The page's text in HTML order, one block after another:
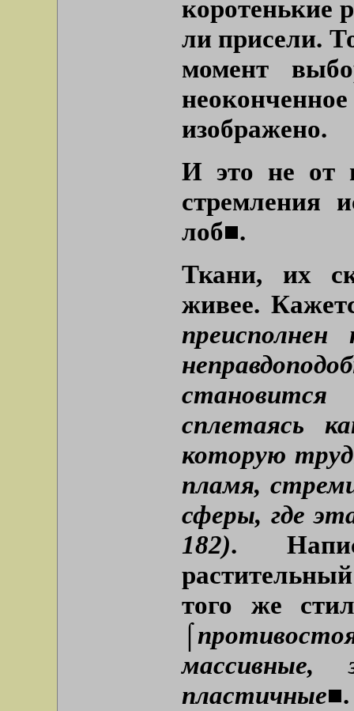
коротенькие
ли присели.
момент
изображено.
И это не от
стремления
лоб■.
Ткани, их
живее.
сплетаясь
которую
пламя,
сферы, где
182).
того же
массивные,
пластичные■.